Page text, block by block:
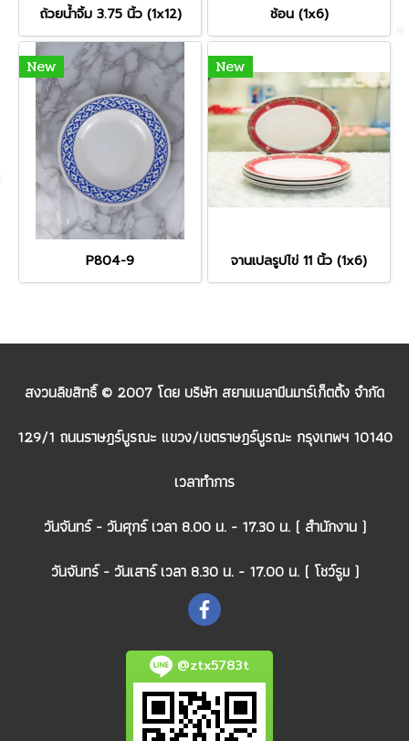
ถ้วยน้ำจิ้ม 3.75 นิ้ว (1x12) ช้อน (1x6)
New
P804-9
New
จานเปลรูปไข่ 11 นิ้ว (1x6)
สงวนลิขสิทธิ์ © 2007 โดย บริษัท สยามเมลามีนมาร์เก็ตติ้ง จำกัด
129/1 ถนนราษฎร์บูรณะ แขวง/เขตราษฎร์บูรณะ กรุงเทพฯ 10140
เวลาทำการ
วันจันทร์ - วันศุกร์ เวลา 8.00 น. - 17.30 น. ( สำนักงาน )
วันจันทร์ - วันเสาร์ เวลา 8.30 น. - 17.00 น. ( โชว์รูม )
@ztx5783t